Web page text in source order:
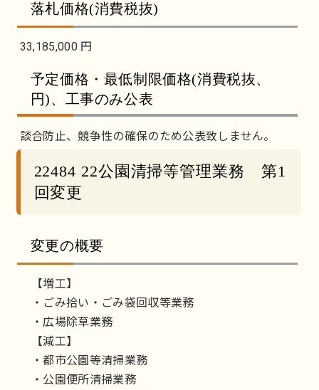
落札価格(消費税抜)
33,185,000 円
予定価格・最低制限価格(消費税抜、
円)、工事のみ公表
談合防止、競争性の確保のため公表致しません。
22484 22公園清掃等管理業務 第1
回変更
変更の概要
【増工】
・ごみ拾い・ごみ袋回収等業務
・広場除草業務
【減工】
・都市公園等清掃業務
・公園便所清掃業務